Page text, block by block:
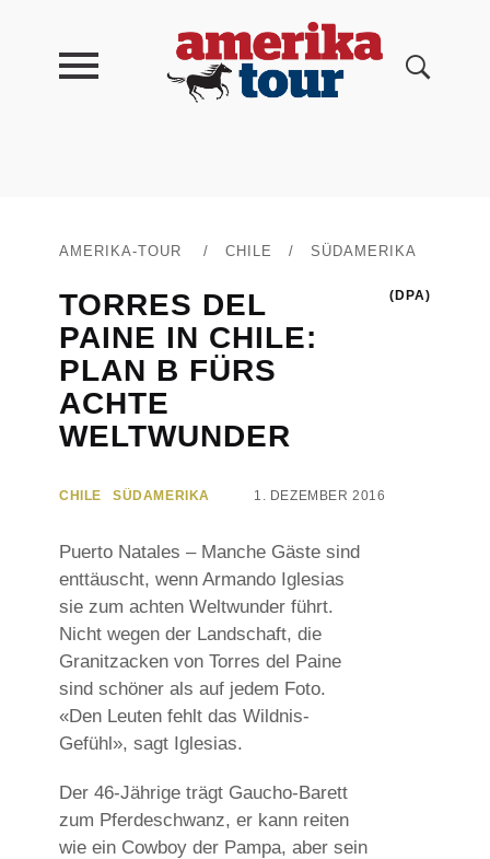
AMERIKA-TOUR / CHILE / SÜDAMERIKA
TORRES DEL
PAINE IN CHILE:
PLAN B FÜRS
ACHTE
WELTWUNDER
(DPA)
CHILE SÜDAMERIKA 1. DEZEMBER 2016
Puerto Natales – Manche Gäste sind
enttäuscht, wenn Armando Iglesias
sie zum achten Weltwunder führt.
Nicht wegen der Landschaft, die
Granitzacken von Torres del Paine
sind schöner als auf jedem Foto.
«Den Leuten fehlt das Wildnis-
Gefühl», sagt Iglesias.
Der 46-Jährige trägt Gaucho-Barett
zum Pferdeschwanz, er kann reiten
wie ein Cowboy der Pampa, aber sein